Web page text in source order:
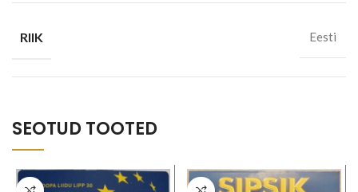
RIIK Eesti
SEOTUD TOOTED